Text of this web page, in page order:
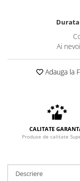
Ai
Adauga la
CALITATE
Produse de calitate
Descriere